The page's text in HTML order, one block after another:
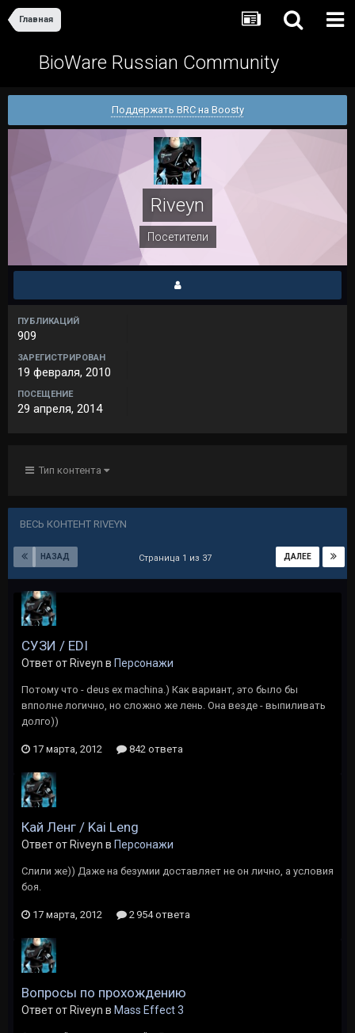
Главная
BioWare Russian Community
Поддержать BRC на Boosty
Riveyn
Посетители
ПУБЛИКАЦИЙ
909
ЗАРЕГИСТРИРОВАН
19 февраля, 2010
ПОСЕЩЕНИЕ
29 апреля, 2014
Тип контента
ВЕСЬ КОНТЕНТ RIVEYN
НАЗАД ДАЛЕЕ
Страница 1 из 37
СУЗИ / EDI
Ответ от Riveyn в Персонажи
Потому что - deus ex machina.) Как вариант, это было бы
впполне логично, но сложно же лень. Она везде - выпиливать
долго))
17 марта, 2012 842 ответа
Кай Ленг / Kai Leng
Ответ от Riveyn в Персонажи
Слили же)) Даже на безумии доставляет не он лично, а условия
боя.
17 марта, 2012 2 954 ответа
Вопросы по прохождению
Ответ от Riveyn в Mass Effect 3